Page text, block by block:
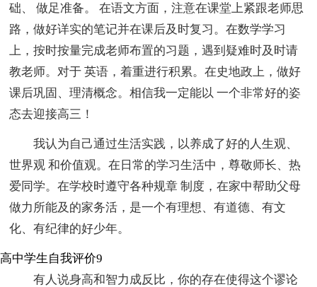
础、 做足准备。 在语文方面，注意在课堂上紧跟老师思
路，做好详实的笔记并在课后及时复习。在数学学习
上，按时按量完成老师布置的习题，遇到疑难时及时请
教老师。对于 英语，着重进行积累。在史地政上，做好
课后巩固、理清概念。相信我一定能以 一个非常好的姿
态去迎接高三！
我认为自己通过生活实践，以养成了好的人生观、
世界观 和价值观。在日常的学习生活中，尊敬师长、热
爱同学。在学校时遵守各种规章 制度，在家中帮助父母
做力所能及的家务活，是一个有理想、有道德、有文
化、有纪律的好少年。
高中学生自我评价9
有人说身高和智力成反比，你的存在使得这个谬论